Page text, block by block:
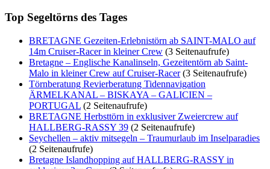
Top Segeltörns des Tages
BRETAGNE Gezeiten-Erlebnistörn ab SAINT-MALO auf
14m Cruiser-Racer in kleiner Crew (3 Seitenaufrufe)
Bretagne – Englische Kanalinseln, Gezeitentörn ab Saint-
Malo in kleiner Crew auf Cruiser-Racer(3 Seitenaufrufe)
Törnberatung Revierberatung Tidennavigation
ÄRMELKANAL – BISKAYA – GALICIEN –
PORTUGAL (2 Seitenaufrufe)
BRETAGNE Herbsttörn in exklusiver Zweiercrew auf
HALLBERG-RASSY 39 (2 Seitenaufrufe)
Seychellen – aktiv mitsegeln – Traumurlaub im Inselparadies
(2 Seitenaufrufe)
Bretagne Islandhopping auf HALLBERG-RASSY in